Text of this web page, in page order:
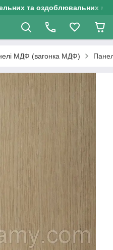
та оздоблювальних
МДФ (вагонка МДФ)